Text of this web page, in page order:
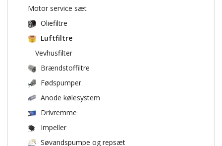
Motor service sæt
Oliefiltre
Luftfiltre
Vevhusfilter
Brændstoffiltre
Fødspumper
Anode kølesystem
Drivremme
Impeller
Søvandspumpe og repsæt